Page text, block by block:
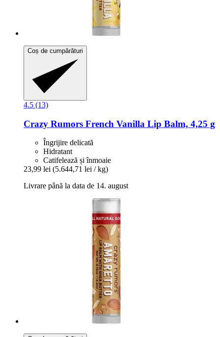
Coș de cumpărături
4.5 (13)
Crazy Rumors French Vanilla Lip Balm, 4,25 g
Îngrijire delicată
Hidratant
Catifelează și înmoaie
23,99 lei (5.644,71 lei / kg)
Livrare până la data de 14. august